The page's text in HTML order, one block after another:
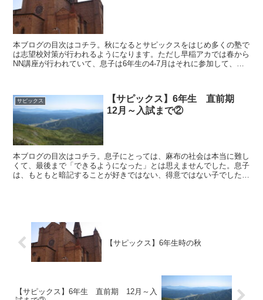
本ブログの目次はコチラ。秋になるとサピックスをはじめ多くの塾で
は志望校対策が行われるようになります。ただし早稲アカでは春から
NN講座が行われていて、息子は6年生の4-7月はそれに参加して、麻
サピックス
【サピックス】6年生 直前期
12月～入試まで②
本ブログの目次はコチラ。息子にとっては、麻布の社会は本当に難し
くて、最後まで「できるようになった」とは思えませんでした。息子
は、もともと暗記することが好きではない、得意ではない子でした。
【サピックス】6年生時の秋
【サピックス】6年生 直前期 12月～入